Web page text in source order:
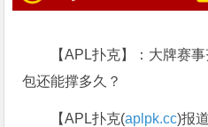
【APL扑克】：大牌赛
包还能撑多久？
【APL扑克(aplpk.cc)报道